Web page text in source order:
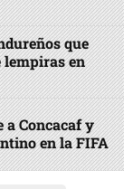
que
lempiras en
a Concacaf y
en la FIFA